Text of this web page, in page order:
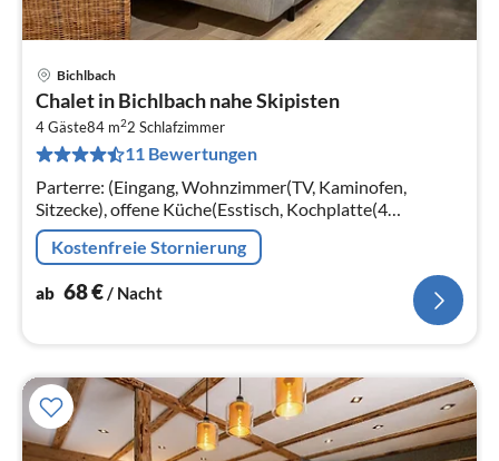
Bichlbach
Chalet in Bichlbach nahe Skipisten
4 Gäste84 m22 Schlafzimmer
11 Bewertungen
Parterre: (Eingang, Wohnzimmer(TV, Kaminofen,
Sitzecke), offene Küche(Esstisch, Kochplatte(4
Kochplatten, Ceranfeld)
Kostenfreie Stornierung
ab 68€/ Nacht